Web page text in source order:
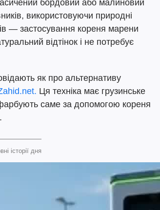
бордовий або малиновий
використовуючи природні
— застосування кореня марени
відтінок і не потребує
як про альтернативу
Ця техніка має грузинське
саме за допомогою кореня
історії дня